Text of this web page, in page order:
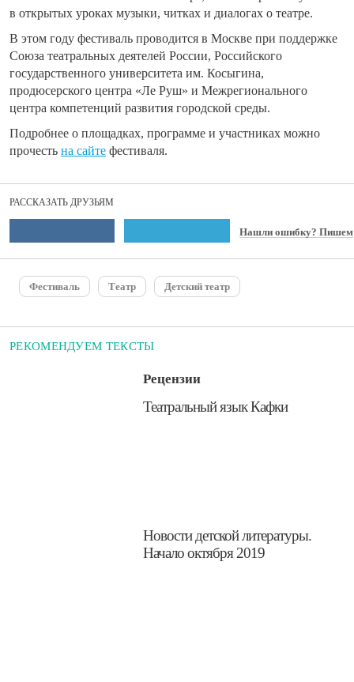
в открытых уроках музыки, читках и диалогах о театре.
В этом году фестиваль проводится в Москве при поддержке
Союза театральных деятелей России, Российского
государственного университета им. Косыгина,
продюсерского центра «Ле Руш» и Межрегионального
центра компетенций развития городской среды.
Подробнее о площадках, программе и участниках можно
прочесть на сайте фестиваля.
РАССКАЗАТЬ ДРУЗЬЯМ
Нашли ошибку? Пишем
Фестиваль Театр Детский театр
РЕКОМЕНДУЕМ ТЕКСТЫ
Рецензии
​Театральный язык Кафки
​Новости детской литературы.
Начало октября 2019